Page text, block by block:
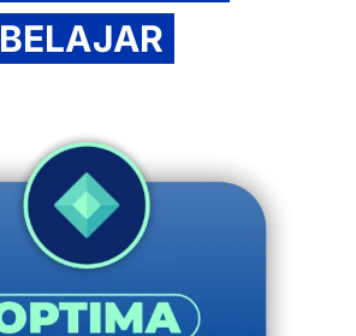
BELAJAR